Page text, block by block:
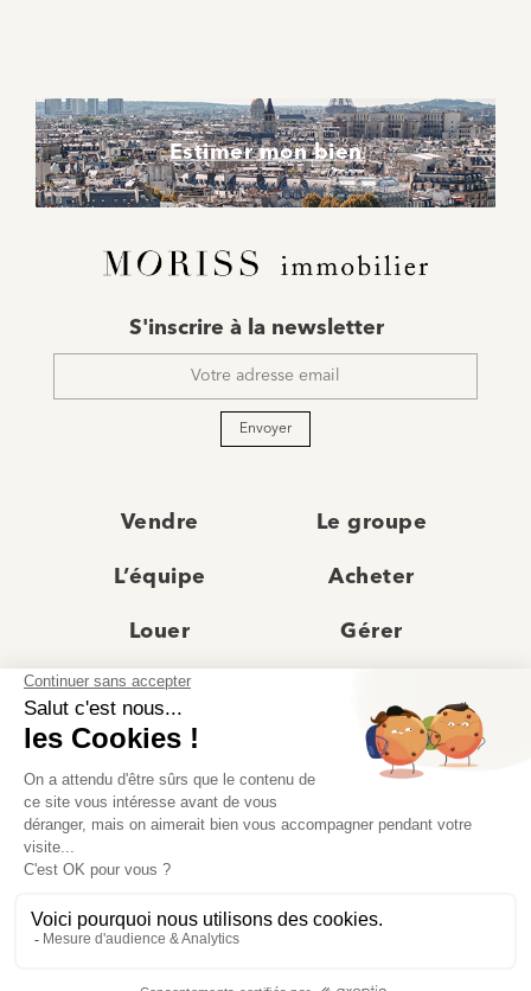
Estimer mon bien
mail
S'inscrire à la newsletter
Envoyer
Vendre Le groupe
L’équipe Acheter
Louer Gérer
Actualités
Recrutement Avis clients
Prestige
© Moriss Immobilier 2025 – Tous droits réservés –
Politique de confidentialité